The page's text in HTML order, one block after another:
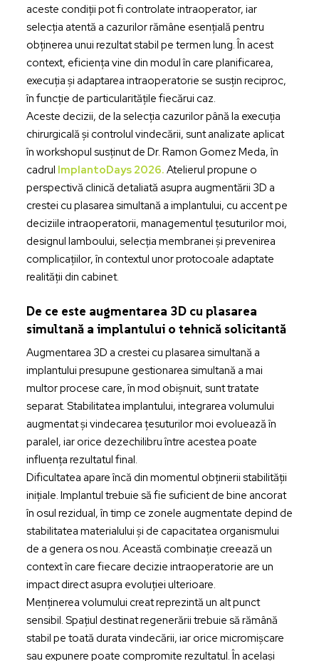
aceste condiții pot fi controlate intraoperator, iar
selecția atentă a cazurilor rămâne esențială pentru
obținerea unui rezultat stabil pe termen lung. În acest
context, eficiența vine din modul în care planificarea,
execuția și adaptarea intraoperatorie se susțin reciproc,
în funcție de particularitățile fiecărui caz.
Aceste decizii, de la selecția cazurilor până la execuția
chirurgicală și controlul vindecării, sunt analizate aplicat
în workshopul susținut de Dr. Ramon Gomez Meda, în
cadrul ImplantoDays 2026. Atelierul propune o
perspectivă clinică detaliată asupra augmentării 3D a
crestei cu plasarea simultană a implantului, cu accent pe
deciziile intraoperatorii, managementul țesuturilor moi,
designul lamboului, selecția membranei și prevenirea
complicațiilor, în contextul unor protocoale adaptate
realității din cabinet.
De ce este augmentarea 3D cu plasarea
simultană a implantului o tehnică solicitantă
Augmentarea 3D a crestei cu plasarea simultană a
implantului presupune gestionarea simultană a mai
multor procese care, în mod obișnuit, sunt tratate
separat. Stabilitatea implantului, integrarea volumului
augmentat și vindecarea țesuturilor moi evoluează în
paralel, iar orice dezechilibru între acestea poate
influența rezultatul final.
Dificultatea apare încă din momentul obținerii stabilității
inițiale. Implantul trebuie să fie suficient de bine ancorat
în osul rezidual, în timp ce zonele augmentate depind de
stabilitatea materialului și de capacitatea organismului
de a genera os nou. Această combinație creează un
context în care fiecare decizie intraoperatorie are un
impact direct asupra evoluției ulterioare.
Menținerea volumului creat reprezintă un alt punct
sensibil. Spațiul destinat regenerării trebuie să rămână
stabil pe toată durata vindecării, iar orice micromișcare
sau expunere poate compromite rezultatul. În același